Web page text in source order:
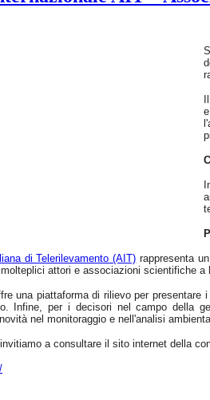
di Telerilevamento (AIT) rappresenta
attori e associazioni scientifiche
una piattaforma di rilievo per
Infine, per i decisori nel campo della
nel monitoraggio e nell'analisi
a consultare il sito internet della